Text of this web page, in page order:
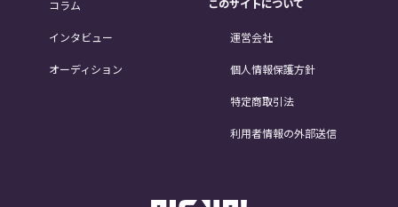
コラム
インタビュー
オーディション
このサイトについて
運営会社
個人情報保護方針
特定商取引法
利用者情報の外部送信